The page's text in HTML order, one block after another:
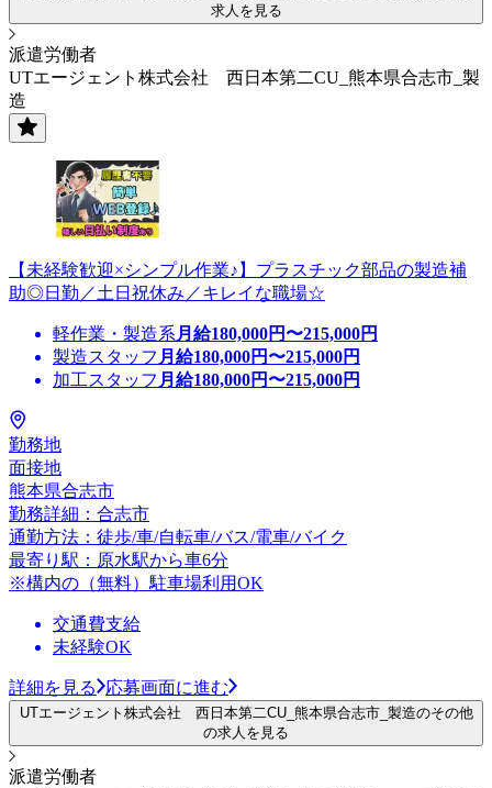
求人を見る
派遣労働者
UTエージェント株式会社 西日本第二CU_熊本県合志市_製
造
【未経験歓迎×シンプル作業♪】プラスチック部品の製造補
助◎日勤／土日祝休み／キレイな職場☆
軽作業・製造系 月給180,000円〜215,000円
製造スタッフ 月給180,000円〜215,000円
加工スタッフ 月給180,000円〜215,000円
勤務地
面接地
熊本県合志市
勤務詳細：合志市
通勤方法：徒歩/車/自転車/バス/電車/バイク
最寄り駅：原水駅から車6分
※構内の（無料）駐車場利用OK
交通費支給
未経験OK
詳細を見る 応募画面に進む
UTエージェント株式会社 西日本第二CU_熊本県合志市_製造のその他
の求人を見る
派遣労働者